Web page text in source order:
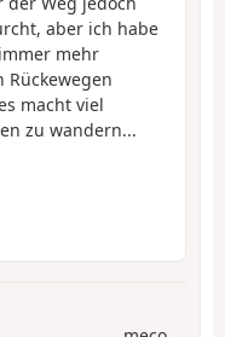
aber ich habe
mehr
Rückewegen
macht viel
zu wandern...